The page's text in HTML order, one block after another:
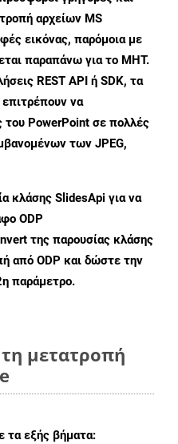
αρχείων MS
εικόνας, παρόμοια με
παραπάνω για το MHT.
REST API ή SDK, τα
να
του PowerPoint σε πολλές
των JPEG,
κλάσης SlidesApi για να
ODP
της παρουσίας κλάσης
από ODP και δώστε την
παράμετρο.
μετατροπή
τα εξής βήματα: